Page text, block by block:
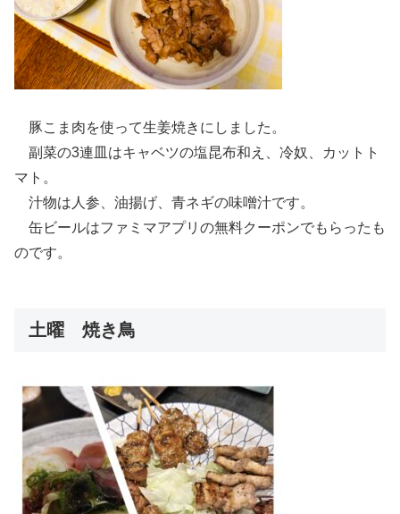
豚こま肉を使って生姜焼きにしました。
副菜の3連皿はキャベツの塩昆布和え、冷奴、カットト
マト。
汁物は人参、油揚げ、青ネギの味噌汁です。
缶ビールはファミマアプリの無料クーポンでもらったも
のです。
土曜 焼き鳥